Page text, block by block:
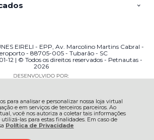
para analisar e personalizar nossa loja virtual
e em serviços de terceiros parceiros. Ao
você nos autoriza a coletar tais informações
las para estas finalidades. Em caso de
Política de Privacidade
EIRELI - EPP, Av. Marcolino Martins Cabral -
- 88705-005 - Tubarão - SC
12 | © Todos os direitos reservados - Petnautas -
2026